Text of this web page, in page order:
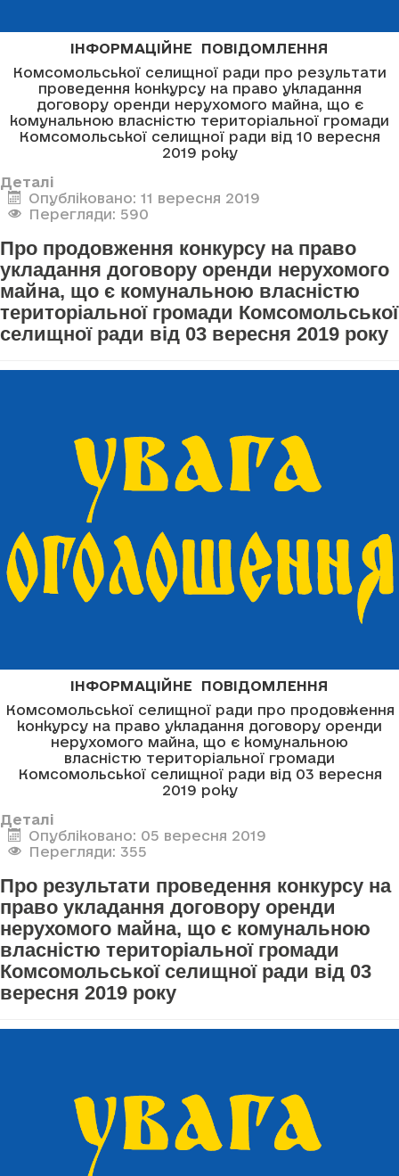
ІНФОРМАЦІЙНЕ ПОВІДОМЛЕННЯ
Комсомольської селищної ради про результати
проведення конкурсу на право укладання
договору оренди нерухомого майна, що є
комунальною власністю територіальної громади
Комсомольської селищної ради від 10 вересня
2019 року
Деталі
Опубліковано: 11 вересня 2019
Перегляди: 590
Про продовження конкурсу на право
укладання договору оренди нерухомого
майна, що є комунальною власністю
територіальної громади Комсомольської
селищної ради від 03 вересня 2019 року
ІНФОРМАЦІЙНЕ ПОВІДОМЛЕННЯ
Комсомольської селищної ради про продовження
конкурсу на право укладання договору оренди
нерухомого майна, що є комунальною
власністю територіальної громади
Комсомольської селищної ради від 03 вересня
2019 року
Деталі
Опубліковано: 05 вересня 2019
Перегляди: 355
Про результати проведення конкурсу на
право укладання договору оренди
нерухомого майна, що є комунальною
власністю територіальної громади
Комсомольської селищної ради від 03
вересня 2019 року